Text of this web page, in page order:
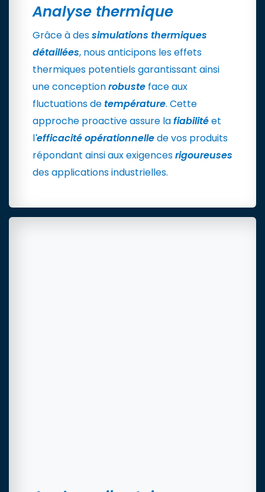
Analyse thermique
Grâce à dessimulations thermiques
détaillées, nous anticipons les effets
thermiques potentiels garantissant ainsi
une conceptionrobuste face aux
fluctuations detempérature. Cette
approche proactive assure lafiabilitéet
l'efficacité opérationnellede vos produits
répondant ainsi aux exigencesrigoureuses
des applications industrielles.